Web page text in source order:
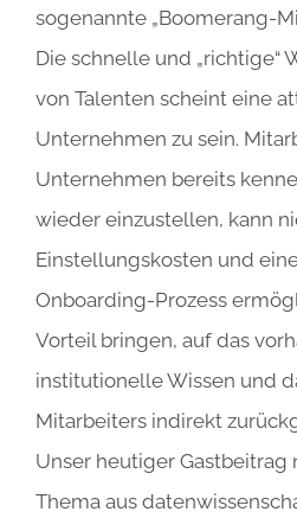
sogenannte „Boomerang-
Die schnelle und „richtige“
von Talenten scheint eine
Unternehmen zu sein.
Unternehmen bereits
wieder einzustellen, kann
Einstellungskosten und
Onboarding-Prozess
Vorteil bringen, auf das
institutionelle Wissen und
Mitarbeiters indirekt
Unser heutiger Gastbeitrag
Thema aus